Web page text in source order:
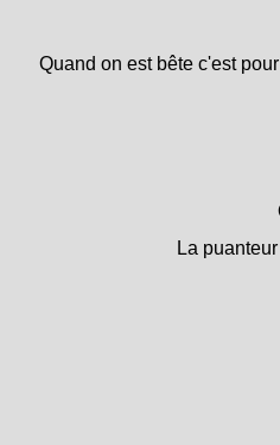
Quand on est bête c'est
La